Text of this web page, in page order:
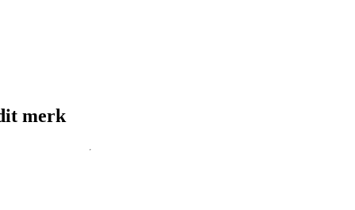
merk